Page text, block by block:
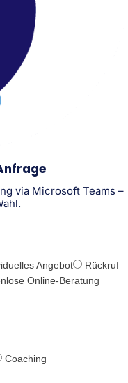
via Microsoft Teams –
Angebot
Rückruf –
Online-Beratung
Coaching